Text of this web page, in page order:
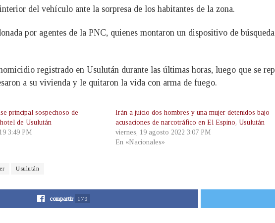
del vehículo ante la sorpresa de los habitantes de la zona.
por agentes de la PNC, quienes montaron un dispositivo de
registrado en Usulután durante las últimas horas, luego que se
a su vivienda y le quitaron la vida con arma de fuego.
principal sospechoso de
de Usulután
3:49 PM
Irán a juicio dos hombres y una mujer detenidos bajo
acusaciones de narcotráfico en El Espino, Usulután
viernes, 19 agosto 2022 3:07 PM
En «Nacionales»
Usulután
compartir 179